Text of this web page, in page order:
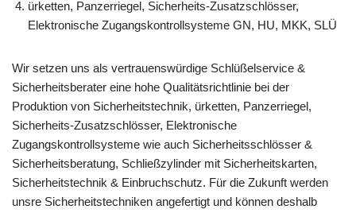
ürketten, Panzerriegel, Sicherheits-Zusatzschlösser,
Elektronische Zugangskontrollsysteme GN, HU, MKK, SLÜ
Wir setzen uns als vertrauenswürdige Schlüßelservice &
Sicherheitsberater eine hohe Qualitätsrichtlinie bei der
Produktion von Sicherheitstechnik, ürketten, Panzerriegel,
Sicherheits-Zusatzschlösser, Elektronische
Zugangskontrollsysteme wie auch Sicherheitsschlösser &
Sicherheitsberatung, Schließzylinder mit Sicherheitskarten,
Sicherheitstechnik & Einbruchschutz. Für die Zukunft werden
unsre Sicherheitstechniken angefertigt und können deshalb